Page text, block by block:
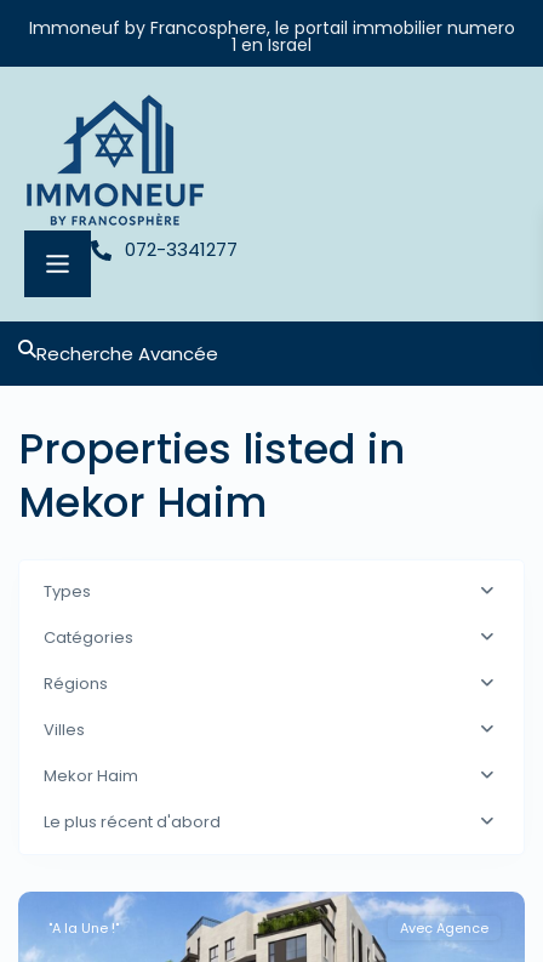
Immoneuf by Francosphere, le portail immobilier numero
1 en Israel
072-3341277
Recherche Avancée
Properties listed in
Mekor Haim
Types
Catégories
Régions
Villes
Mekor Haim
Le plus récent d'abord
"A la Une !" Avec Agence